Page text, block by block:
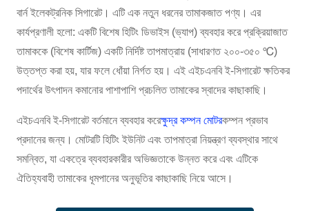
বার্ন ইলেকট্রনিক সিগারেট। এটি এক নতুন ধরনের তামাকজাত পণ্য। এর
কার্যপ্রণালী হলো: একটি বিশেষ হিটিং ডিভাইস (ভ্যাপ) ব্যবহার করে প্রক্রিয়াজাত
তামাককে (বিশেষ কার্টিজ) একটি নির্দিষ্ট তাপমাত্রায় (সাধারণত ২০০-৩৫০ ℃)
উত্তপ্ত করা হয়, যার ফলে ধোঁয়া নির্গত হয়। এই এইচএনবি ই-সিগারেট ক্ষতিকর
পদার্থের উৎপাদন কমানোর পাশাপাশি প্রচলিত তামাকের স্বাদের কাছাকাছি।
এইচএনবি ই-সিগারেট বর্তমানে ব্যবহার করেক্ষুদ্র কম্পন মোটরকম্পন প্রভাব
প্রদানের জন্য। মোটরটি হিটিং ইউনিট এবং তাপমাত্রা নিয়ন্ত্রণ ব্যবস্থার সাথে
সমন্বিত, যা একত্রে ব্যবহারকারীর অভিজ্ঞতাকে উন্নত করে এবং এটিকে
ঐতিহ্যবাহী তামাকের ধূমপানের অনুভূতির কাছাকাছি নিয়ে আসে।